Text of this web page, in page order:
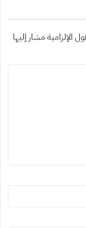
الإلزامية مشار إليها